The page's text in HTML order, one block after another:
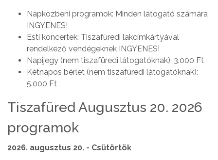
Napközbeni programok: Minden látogató számára
INGYENES!
Esti koncertek: Tiszafüredi lakcímkártyával
rendelkező vendégeknek INGYENES!
Napijegy (nem tiszafüredi látogatóknak): 3.000 Ft
Kétnapos bérlet (nem tiszafüredi látogatóknak):
5.000 Ft
Tiszafüred Augusztus 20. 2026
programok
2026. augusztus 20. - Csütörtök